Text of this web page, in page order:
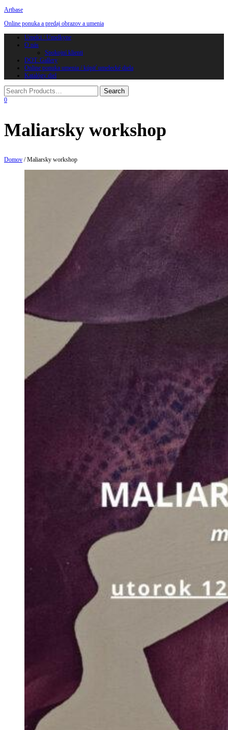
Artbase
Online ponuka a predaj obrazov a umenia
Toggle
navigation
Umelci / Umelkyne
O nás
Spokojní klienti
DOT. Gallery
Online ponuka umenia / kúpiť umelecké diela
Katalógy diel
0
Maliarsky workshop
Domov / Maliarsky workshop